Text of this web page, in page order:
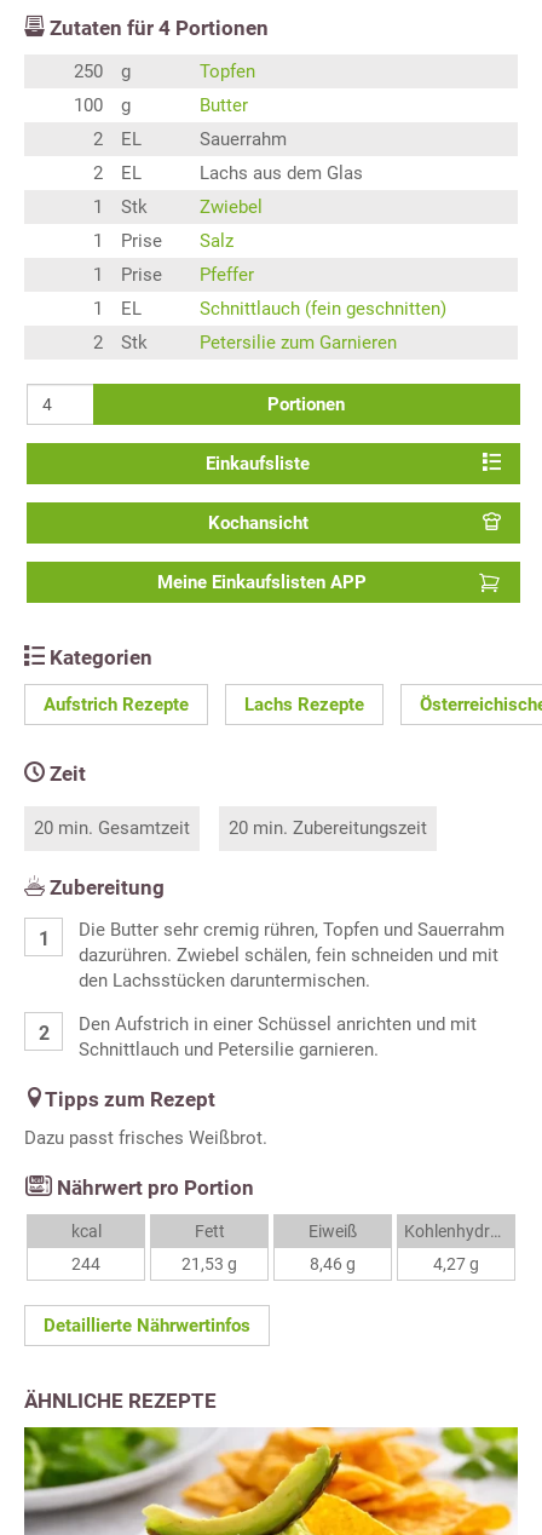
Zutaten für 4 Portionen
250 g
Topfen
100
g
Butter
2
EL
Sauerrahm
2
EL
Lachs aus dem Glas
1
Stk
Zwiebel
1
Prise
Salz
1
Prise
Pfeffer
1
EL
Schnittlauch (fein geschnitten)
2
Stk Petersilie zum Garnieren
Portionen
Einkaufsliste
Kochansicht
Meine Einkaufslisten APP
Kategorien
Aufstrich Rezepte Lachs Rezepte
Zeit
20 min. Gesamtzeit 20 min. Zubereitungszeit
Zubereitung
Die Butter sehr cremig rühren, Topfen und Sauerrahm
dazurühren. Zwiebel schälen, fein schneiden und mit
den Lachsstücken daruntermischen.
Den Aufstrich in einer Schüssel anrichten und mit
Schnittlauch und Petersilie garnieren.
Tipps zum Rezept
Dazu passt frisches Weißbrot.
Nährwert pro Portion
kcal
244
Fett
21,53 g
Eiweiß
8,46 g
Kohlenhydrate
4,27 g
Detaillierte Nährwertinfos
ÄHNLICHE REZEPTE